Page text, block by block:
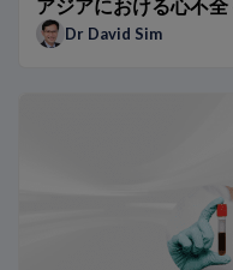
アジアにおける心不
Dr David Sim